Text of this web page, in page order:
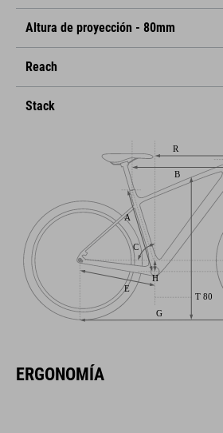
Altura de proyección - 80mm
Reach
Stack
ERGONOMÍA